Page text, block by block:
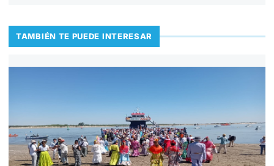
TAMBIÉN TE PUEDE INTERESAR